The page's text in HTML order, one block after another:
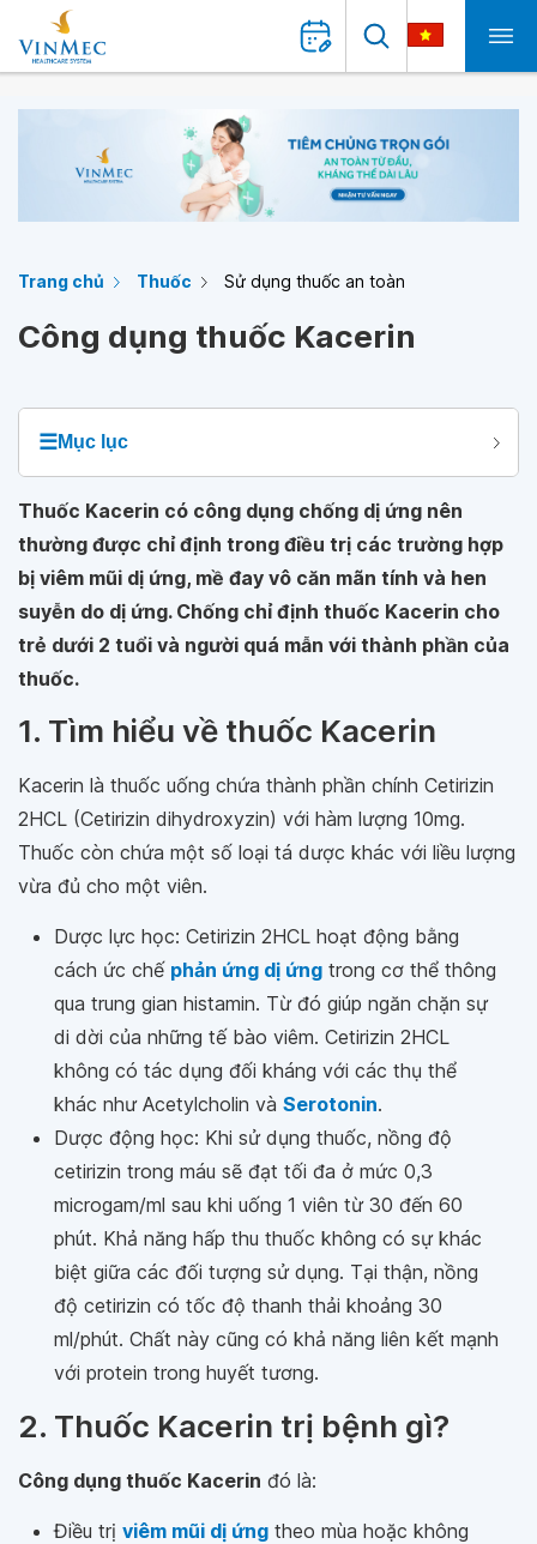
Trang chủ Thuốc Sử dụng thuốc an toàn
Công dụng thuốc Kacerin
☰Mục lục
Thuốc Kacerin có công dụng chống dị ứng nên
thường được chỉ định trong điều trị các trường hợp
bị viêm mũi dị ứng, mề đay vô căn mãn tính và hen
suyễn do dị ứng. Chống chỉ định thuốc Kacerin cho
trẻ dưới 2 tuổi và người quá mẫn với thành phần của
thuốc.
1. Tìm hiểu về thuốc Kacerin
Kacerin là thuốc uống chứa thành phần chính Cetirizin
2HCL (Cetirizin dihydroxyzin) với hàm lượng 10mg.
Thuốc còn chứa một số loại tá dược khác với liều lượng
vừa đủ cho một viên.
Dược lực học: Cetirizin 2HCL hoạt động bằng
cách ức chế phản ứng dị ứng trong cơ thể thông
qua trung gian histamin. Từ đó giúp ngăn chặn sự
di dời của những tế bào viêm. Cetirizin 2HCL
không có tác dụng đối kháng với các thụ thể
khác như Acetylcholin và Serotonin.
Dược động học: Khi sử dụng thuốc, nồng độ
cetirizin trong máu sẽ đạt tối đa ở mức 0,3
microgam/ml sau khi uống 1 viên từ 30 đến 60
phút. Khả năng hấp thu thuốc không có sự khác
biệt giữa các đối tượng sử dụng. Tại thận, nồng
độ cetirizin có tốc độ thanh thải khoảng 30
ml/phút. Chất này cũng có khả năng liên kết mạnh
với protein trong huyết tương.
2. Thuốc Kacerin trị bệnh gì?
Công dụng thuốc Kacerin đó là:
Điều trị viêm mũi dị ứng theo mùa hoặc không